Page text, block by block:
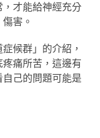
才能給神經充分
害。
候群」的介紹，
痛所苦，這邊有
己的問題可能是